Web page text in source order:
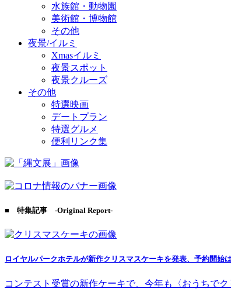
水族館・動物園
美術館・博物館
その他
夜景/イルミ
Xmasイルミ
夜景スポット
夜景クルーズ
その他
特選映画
デートプラン
特選グルメ
便利リンク集
■ 特集記事 -Original Report-
ロイヤルパークホテルが新作クリスマスケーキを発表、予約開始は
コンテスト受賞の新作ケーキで、今年も〈おうちで